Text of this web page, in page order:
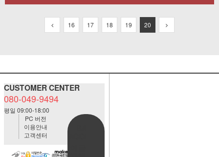
16 17 18 19 20
CUSTOMER CENTER
080-049-9494
평일 09:00-18:00
PC 버전
이용안내
고객센터